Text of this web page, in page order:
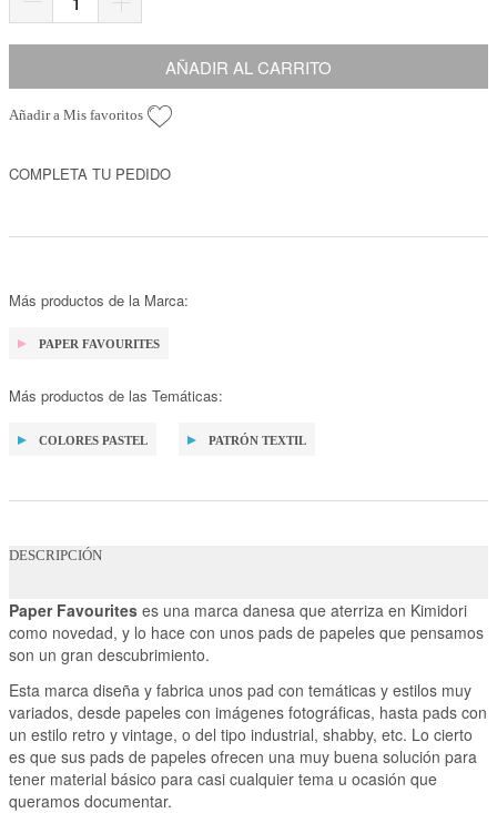
AÑADIR AL CARRITO
Añadir a Mis favoritos
COMPLETA TU PEDIDO
Más productos de la Marca:
PAPER FAVOURITES
Más productos de las Temáticas:
COLORES PASTEL PATRÓN TEXTIL
DESCRIPCIÓN
Paper Favourites es una marca danesa que aterriza en Kimidori
como novedad, y lo hace con unos pads de papeles que pensamos
son un gran descubrimiento.
Esta marca diseña y fabrica unos pad con temáticas y estilos muy
variados, desde papeles con imágenes fotográficas, hasta pads con
un estilo retro y vintage, o del tipo industrial, shabby, etc. Lo cierto
es que sus pads de papeles ofrecen una muy buena solución para
tener material básico para casi cualquier tema u ocasión que
queramos documentar.